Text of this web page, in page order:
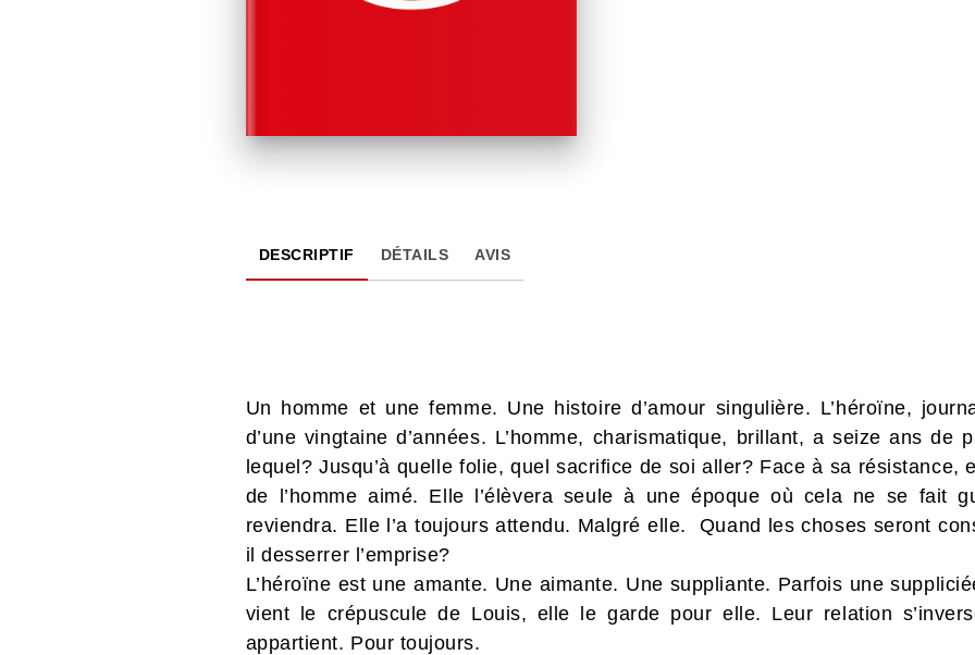
DESCRIPTIF DÉTAILS AVIS
Un homme et une femme. Une histoire d’amour singulière. L’héroïne,
d’une vingtaine d’années. L’homme, charismatique, brillant, a seize ans
lequel? Jusqu’à quelle folie, quel sacrifice de soi aller? Face à sa résistance,
de l’homme aimé. Elle l’élèvera seule à une époque où cela ne se fait
reviendra. Elle l’a toujours attendu. Malgré elle. Quand les choses seront
il desserrer l’emprise?
L’héroïne est une amante. Une aimante. Une suppliante. Parfois une
vient le crépuscule de Louis, elle le garde pour elle. Leur relation
appartient. Pour toujours.